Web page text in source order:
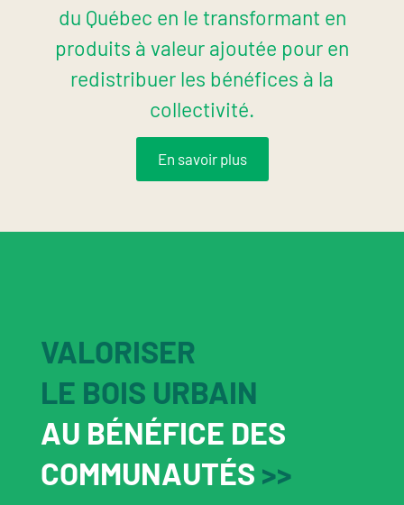
du Québec en le transformant en
produits à valeur ajoutée pour en
redistribuer les bénéfices à la
collectivité.
En savoir plus
VALORISER
LE BOIS URBAIN
AU BÉNÉFICE DES
COMMUNAUTÉS >>